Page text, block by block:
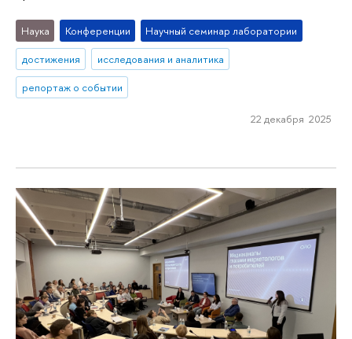
Наука Конференции
Научный семинар лаборатории
достижения
исследования и аналитика
репортаж о событии
22 декабря 2025